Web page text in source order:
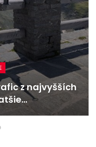
mieša gény